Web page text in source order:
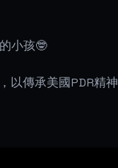
小孩🤓
以傳承美國PDR精神